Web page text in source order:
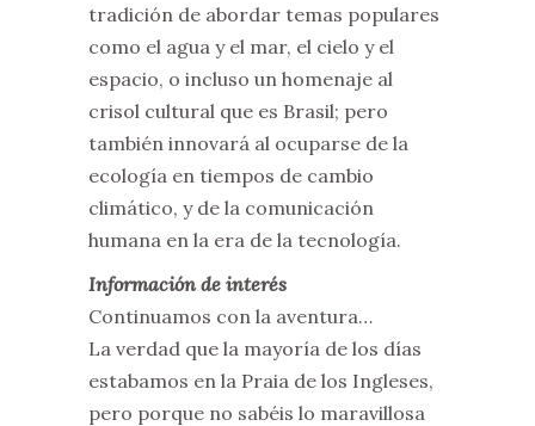
tradición de abordar temas populares
como el agua y el mar, el cielo y el
espacio, o incluso un homenaje al
crisol cultural que es Brasil; pero
también innovará al ocuparse de la
ecología en tiempos de cambio
climático, y de la comunicación
humana en la era de la tecnología.
Información de interés
Continuamos con la aventura…
La verdad que la mayoría de los días
estabamos en la Praia de los Ingleses,
pero porque no sabéis lo maravillosa